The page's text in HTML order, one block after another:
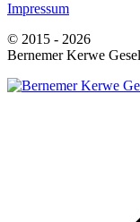
Impressum
© 2015 - 2026
Bernemer Kerwe